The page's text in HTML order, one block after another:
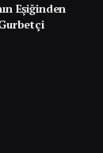
Eşiğinden